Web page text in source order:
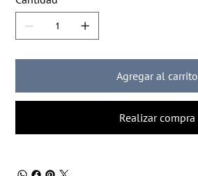
Agregar al carrito
Realizar compra